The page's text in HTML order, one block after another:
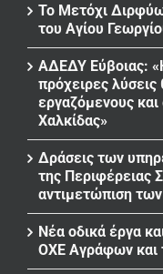
Το Μετόχι
του Αγίου
ΑΔΕΔΥ Εύβοιας:
πρόχειρες λύσεις
εργαζόμενους
Χαλκίδας»
Δράσεις των
της Περιφέρειας
αντιμετώπιση
Νέα οδικά έργα
ΟΧΕ Αγράφων και